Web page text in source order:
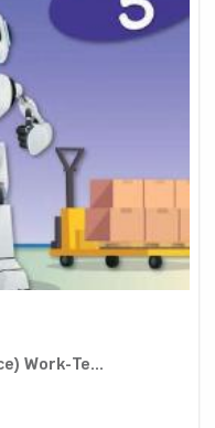
Work-Te...